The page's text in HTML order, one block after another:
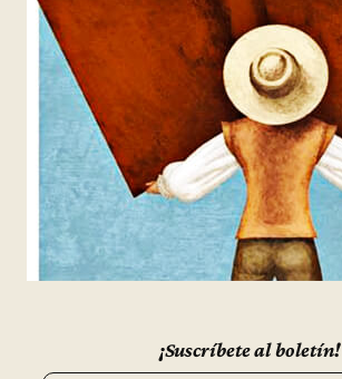
¡Suscríbete al boletín!